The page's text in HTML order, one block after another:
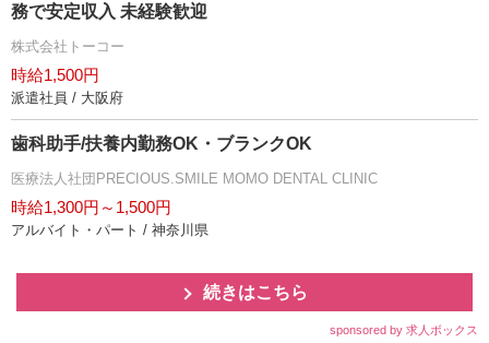
務で安定収入 未経験歓迎
株式会社トーコー
時給1,500円
派遣社員 / 大阪府
歯科助手/扶養内勤務OK・ブランクOK
医療法人社団PRECIOUS.SMILE MOMO DENTAL CLINIC
時給1,300円～1,500円
アルバイト・パート / 神奈川県
続きはこちら
sponsored by 求人ボックス